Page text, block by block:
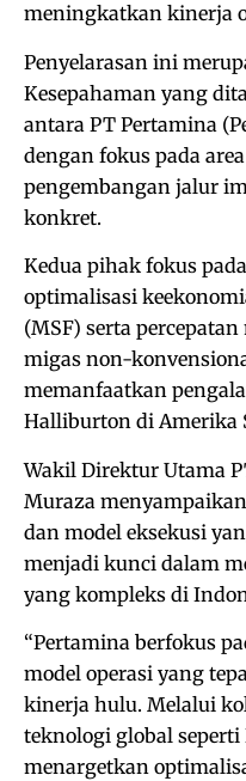
meningkatkan kinerja
Penyelarasan ini
Kesepahaman yang
antara PT Pertamina
dengan fokus pada
pengembangan jalur
konkret.
Kedua pihak fokus
optimalisasi
(MSF) serta
migas non-
memanfaatkan
Halliburton di Amerika
Wakil Direktur Utama
Muraza
dan model eksekusi
menjadi kunci dalam
yang kompleks di
“Pertamina berfokus
model operasi yang
kinerja hulu. Melalui
teknologi global
menargetkan